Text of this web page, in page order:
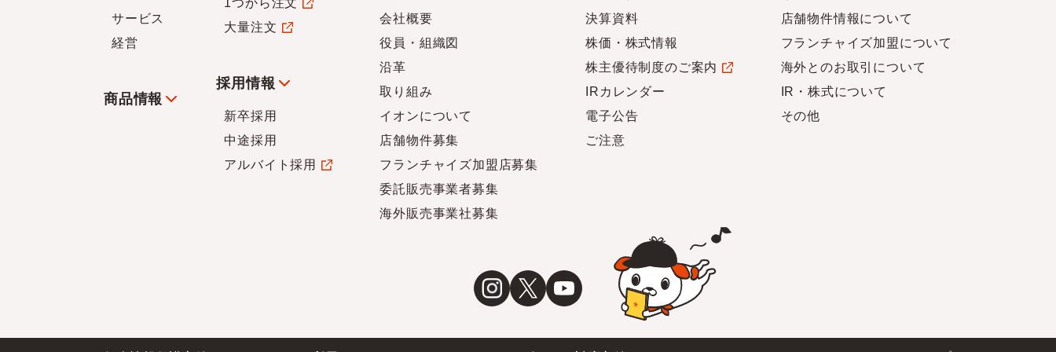
サービス
経営
商品情報
1つから注文
大量注文
採用情報
新卒採用
中途採用
アルバイト採用
会社概要
役員・組織図
沿革
取り組み
イオンについて
店舗物件募集
フランチャイズ加盟店募集
委託販売事業者募集
海外販売事業社募集
決算資料
株価・株式情報
株主優待制度のご案内
IRカレンダー
電子公告
ご注意
店舗物件情報について
フランチャイズ加盟について
海外とのお取引について
IR・株式について
その他